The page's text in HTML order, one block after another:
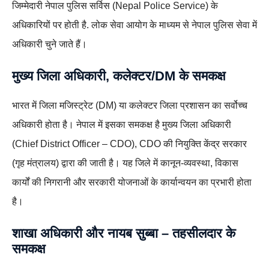
जिम्मेदारी नेपाल पुलिस सर्विस (Nepal Police Service) के
अधिकारियों पर होती है. लोक सेवा आयोग के माध्यम से नेपाल पुलिस सेवा में
अधिकारी चुने जाते हैं।
मुख्य जिला अधिकारी, कलेक्टर/DM के समकक्ष
भारत में जिला मजिस्ट्रेट (DM) या कलेक्टर जिला प्रशासन का सर्वोच्च
अधिकारी होता है। नेपाल में इसका समकक्ष है मुख्य जिला अधिकारी
(Chief District Officer – CDO), CDO की नियुक्ति केंद्र सरकार
(गृह मंत्रालय) द्वारा की जाती है। यह जिले में कानून-व्यवस्था, विकास
कार्यों की निगरानी और सरकारी योजनाओं के कार्यान्वयन का प्रभारी होता
है।
शाखा अधिकारी और नायब सुब्बा – तहसीलदार के
समकक्ष